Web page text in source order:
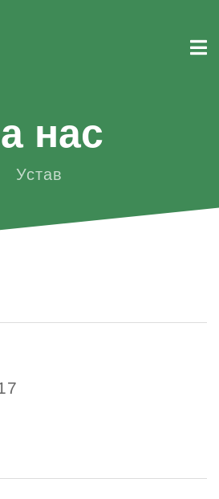
нас
Устав